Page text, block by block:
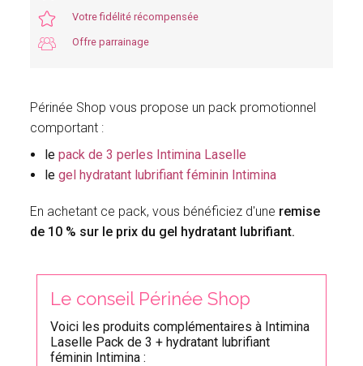
Votre fidélité récompensée
Offre parrainage
Périnée Shop vous propose un pack promotionnel
comportant :
le pack de 3 perles Intimina Laselle
le gel hydratant lubrifiant féminin Intimina
En achetant ce pack, vous bénéficiez d'une remise
de 10 % sur le prix du gel hydratant lubrifiant.
Le conseil Périnée Shop
Voici les produits complémentaires à Intimina
Laselle Pack de 3 + hydratant lubrifiant
féminin Intimina :